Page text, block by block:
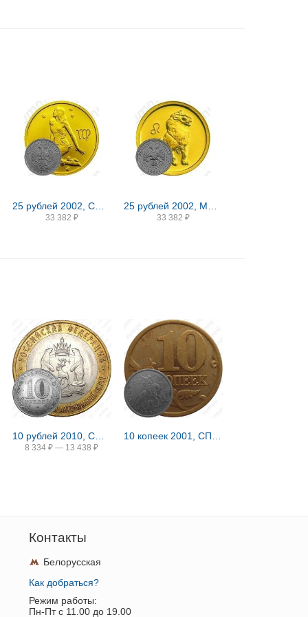
33 382 ₽ 33 382 ₽
8 334 ₽ — 13 438 ₽
Контакты
Белорусская
Как добраться?
Режим работы:
Пн-Пт c 11.00 до 19.00